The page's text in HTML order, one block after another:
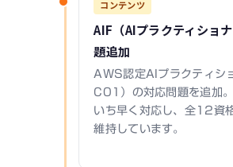
コンテンツ
AIF（AIプラクティショ
題追加
AWS認定AIプラクティシ
C01）の対応問題を追加
いち早く対応し、全12資
維持しています。